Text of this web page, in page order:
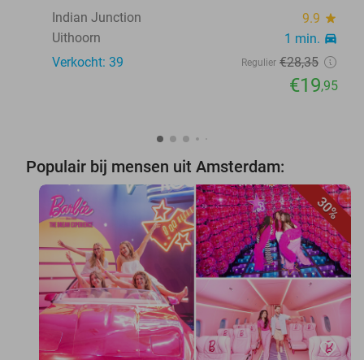
Indian Junction
9.9 star
Uithoorn 1 min. directions_car
Verkocht: 39 Regulier €28,35
€19,95
Populair bij mensen uit Amsterdam:
30%
favorite_border